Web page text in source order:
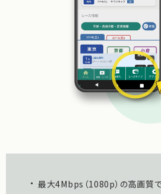
・ 最大4Mbps（1080p）の高画質で